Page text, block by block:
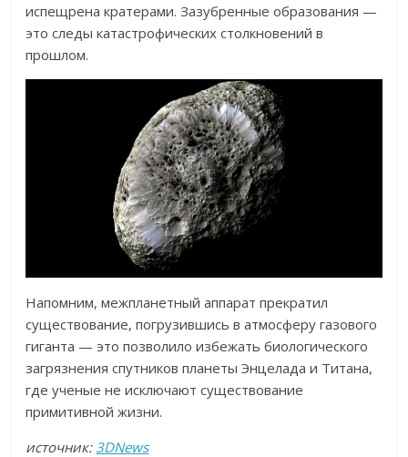
испещрена кратерами. Зазубренные образования —
это следы катастрофических столкновений в
прошлом.
Напомним, межпланетный аппарат прекратил
существование, погрузившись в атмосферу газового
гиганта — это позволило избежать биологического
загрязнения спутников планеты Энцелада и Титана,
где ученые не исключают существование
примитивной жизни.
источник: 3DNews